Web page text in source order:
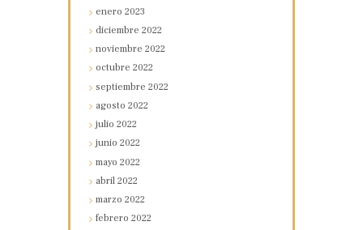
enero2023
diciembre2022
noviembre2022
octubre2022
septiembre2022
agosto2022
julio2022
junio2022
mayo2022
abril2022
marzo2022
febrero2022